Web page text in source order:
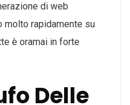
di web
molto rapidamente su
è oramai in forte
Delle